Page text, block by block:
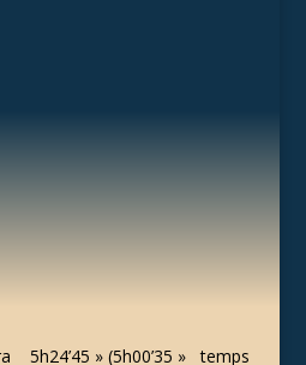
5h24’45 » (5h00’35 » temps